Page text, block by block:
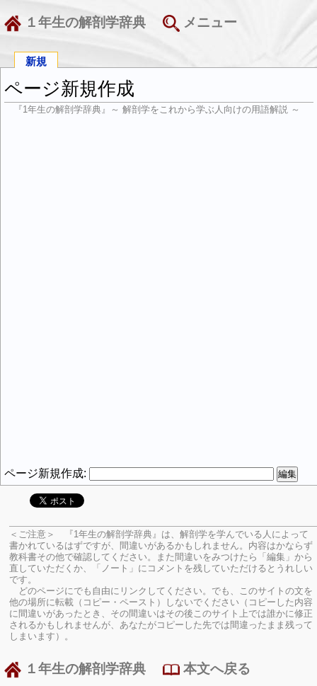
１年生の解剖学辞典 メニュー
新規
ページ新規作成
『1年生の解剖学辞典』～ 解剖学をこれから学ぶ人向けの用語解説 ～
ページ新規作成:
＜ご注意＞ 『1年生の解剖学辞典』は、解剖学を学んでいる人によって
書かれているはずですが、間違いがあるかもしれません。内容はかならず
教科書その他で確認してください。
また間違いをみつけたら「編集」から
直していただくか、「ノート」にコメントを残していただけるとうれしい
です。
どのページにでも自由にリンクしてください。でも、このサイトの文を
他の場所に転載（コピー・ペースト）しないでください（コピーした内容
に間違いがあったとき、その間違いはその後このサイト上では誰かに修正
されるかもしれませんが、あなたがコピーした先では間違ったまま残って
しまいます）。
１年生の解剖学辞典 本文へ戻る